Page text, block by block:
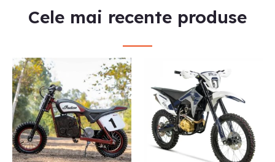
Cele mai recente produse